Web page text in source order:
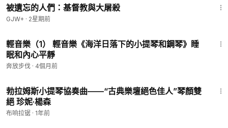
被遺忘的人們：基督教與大屠殺
GJW+ · 2星期前
輕音樂（1） 輕音樂《海洋日落下的小提琴和鋼琴》睡
眠和內心平靜
奔放步伐 · 4個月前
勃拉姆斯小提琴協奏曲——“古典樂壇絕色佳人”琴顏雙
絕 珍妮·楊森
布响拉锯 · 1年前